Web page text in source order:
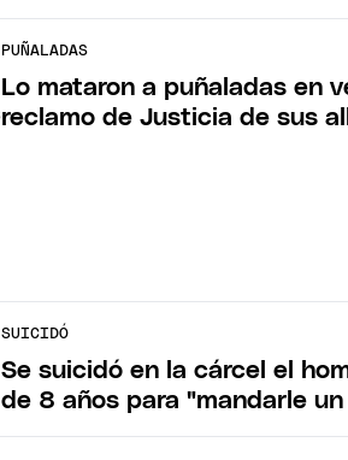
PUÑALADAS
Lo mataron a puñaladas en
reclamo de Justicia de sus
SUICIDÓ
Se suicidó en la cárcel el
de 8 años para "mandarle